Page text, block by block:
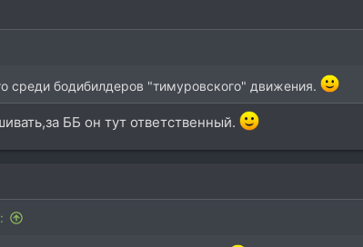
среди бодибилдеров "тимуровского" движения.
ББ он тут ответственный.